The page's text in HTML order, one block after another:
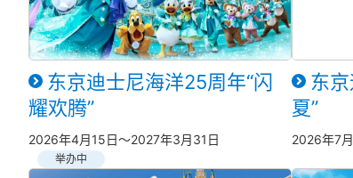
东京迪士尼海洋25周年“闪
耀欢腾”
2026年4月15日～2027年3月31日
举办中
东
夏”
2026年7